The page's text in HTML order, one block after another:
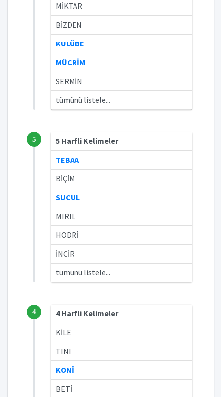
MİKTAR
BİZDEN
KULÜBE
MÜCRİM
SERMİN
tümünü listele...
5
5 Harfli Kelimeler
TEBAA
BİÇİM
SUCUL
MIRIL
HODRİ
İNCİR
tümünü listele...
4
4 Harfli Kelimeler
KİLE
TINI
KONİ
BETİ